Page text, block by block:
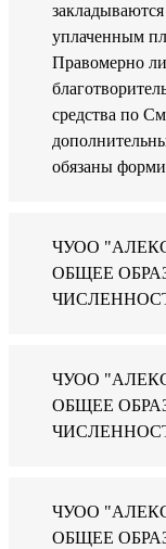
уплаченным
Правомерно
средства по
обязаны
ЧУОО
ОБЩЕЕ
ЧУОО
ОБЩЕЕ
ЧУОО
ОБЩЕЕ